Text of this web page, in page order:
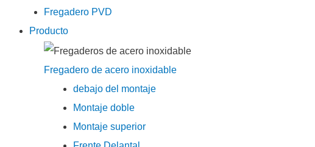
Fregadero PVD
Producto
Fregadero de acero inoxidable
debajo del montaje
Montaje doble
Montaje superior